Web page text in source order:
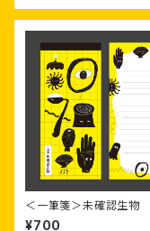
＜一筆箋＞未確認生物
¥700